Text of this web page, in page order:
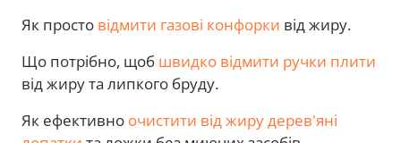
Як просто відмити газові конфорки від жиру.
Що потрібно, щоб швидко відмити ручки плити
від жиру та липкого бруду.
Як ефективно очистити від жиру дерев'яні